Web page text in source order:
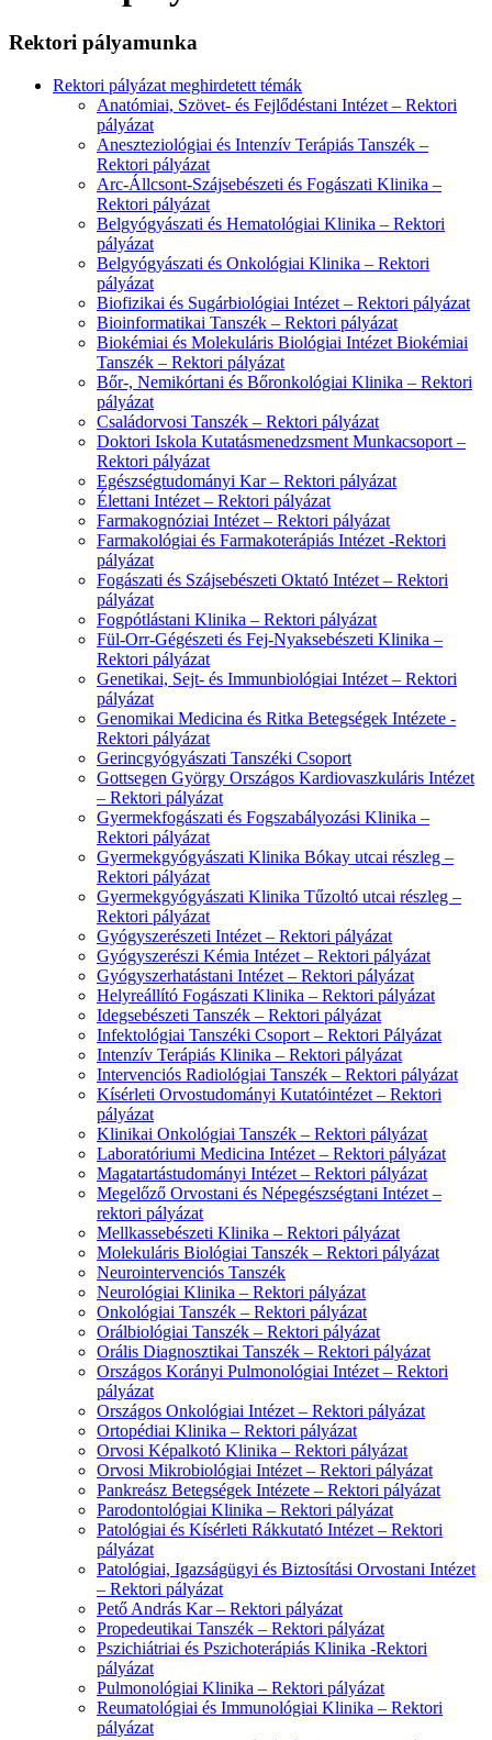
Rektori pályamunka
Rektori pályázat meghirdetett témák
Anatómiai, Szövet- és Fejlődéstani Intézet – Rektori
pályázat
Aneszteziológiai és Intenzív Terápiás Tanszék –
Rektori pályázat
Arc-Állcsont-Szájsebészeti és Fogászati Klinika –
Rektori pályázat
Belgyógyászati és Hematológiai Klinika – Rektori
pályázat
Belgyógyászati és Onkológiai Klinika – Rektori
pályázat
Biofizikai és Sugárbiológiai Intézet – Rektori pályázat
Bioinformatikai Tanszék – Rektori pályázat
Biokémiai és Molekuláris Biológiai Intézet Biokémiai
Tanszék – Rektori pályázat
Bőr-, Nemikórtani és Bőronkológiai Klinika – Rektori
pályázat
Családorvosi Tanszék – Rektori pályázat
Doktori Iskola Kutatásmenedzsment Munkacsoport –
Rektori pályázat
Egészségtudományi Kar – Rektori pályázat
Élettani Intézet – Rektori pályázat
Farmakognóziai Intézet – Rektori pályázat
Farmakológiai és Farmakoterápiás Intézet -Rektori
pályázat
Fogászati és Szájsebészeti Oktató Intézet – Rektori
pályázat
Fogpótlástani Klinika – Rektori pályázat
Fül-Orr-Gégészeti és Fej-Nyaksebészeti Klinika –
Rektori pályázat
Genetikai, Sejt- és Immunbiológiai Intézet – Rektori
pályázat
Genomikai Medicina és Ritka Betegségek Intézete -
Rektori pályázat
Gerincgyógyászati Tanszéki Csoport
Gottsegen György Országos Kardiovaszkuláris Intézet
– Rektori pályázat
Gyermekfogászati és Fogszabályozási Klinika –
Rektori pályázat
Gyermekgyógyászati Klinika Bókay utcai részleg –
Rektori pályázat
Gyermekgyógyászati Klinika Tűzoltó utcai részleg –
Rektori pályázat
Gyógyszerészeti Intézet – Rektori pályázat
Gyógyszerészi Kémia Intézet – Rektori pályázat
Gyógyszerhatástani Intézet – Rektori pályázat
Helyreállító Fogászati Klinika – Rektori pályázat
Idegsebészeti Tanszék – Rektori pályázat
Infektológiai Tanszéki Csoport – Rektori Pályázat
Intenzív Terápiás Klinika – Rektori pályázat
Intervenciós Radiológiai Tanszék – Rektori pályázat
Kísérleti Orvostudományi Kutatóintézet – Rektori
pályázat
Klinikai Onkológiai Tanszék – Rektori pályázat
Laboratóriumi Medicina Intézet – Rektori pályázat
Magatartástudományi Intézet – Rektori pályázat
Megelőző Orvostani és Népegészségtani Intézet –
rektori pályázat
Mellkassebészeti Klinika – Rektori pályázat
Molekuláris Biológiai Tanszék – Rektori pályázat
Neurointervenciós Tanszék
Neurológiai Klinika – Rektori pályázat
Onkológiai Tanszék – Rektori pályázat
Orálbiológiai Tanszék – Rektori pályázat
Orális Diagnosztikai Tanszék – Rektori pályázat
Országos Korányi Pulmonológiai Intézet – Rektori
pályázat
Országos Onkológiai Intézet – Rektori pályázat
Ortopédiai Klinika – Rektori pályázat
Orvosi Képalkotó Klinika – Rektori pályázat
Orvosi Mikrobiológiai Intézet – Rektori pályázat
Pankreász Betegségek Intézete – Rektori pályázat
Parodontológiai Klinika – Rektori pályázat
Patológiai és Kísérleti Rákkutató Intézet – Rektori
pályázat
Patológiai, Igazságügyi és Biztosítási Orvostani Intézet
– Rektori pályázat
Pető András Kar – Rektori pályázat
Propedeutikai Tanszék – Rektori pályázat
Pszichiátriai és Pszichoterápiás Klinika -Rektori
pályázat
Pulmonológiai Klinika – Rektori pályázat
Reumatológiai és Immunológiai Klinika – Rektori
pályázat